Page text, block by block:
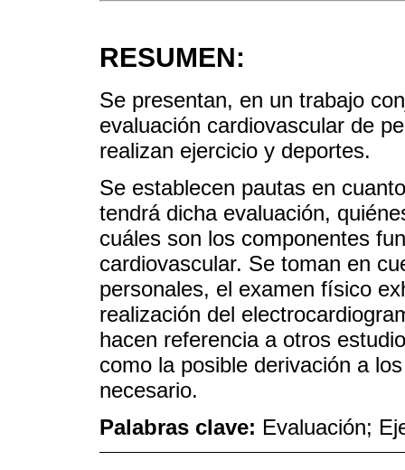
RESUMEN:
Se presentan, en un trabajo
evaluación cardiovascular de
realizan ejercicio y deportes.
Se establecen pautas en
tendrá dicha evaluación,
cuáles son los componentes
cardiovascular. Se toman en
personales, el examen físico
realización del
hacen referencia a otros
como la posible derivación a
necesario.
Palabras clave: Evaluación;